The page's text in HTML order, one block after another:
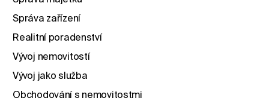
Správa zařízení
Realitní poradenství
Vývoj nemovitostí
Vývoj jako služba
Obchodování s nemovitostmi